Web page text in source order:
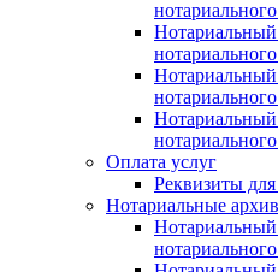
Оплата услуг
Реквизиты
Нотариальные
Нотариальный